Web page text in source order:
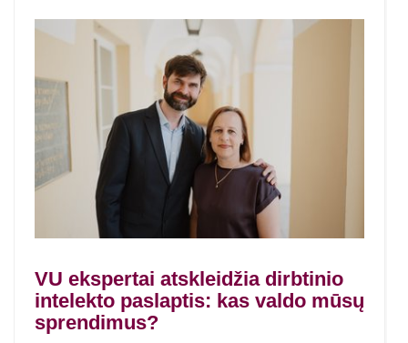
VU ekspertai atskleidžia dirbtinio
intelekto paslaptis: kas valdo mūsų
sprendimus?